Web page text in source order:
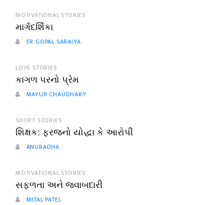
MOTIVATIONAL STORIES
માર્ગદર્શિકા
ER GOPAL SARAIYA
LOVE STORIES
કાગળ પરનો પ્રેમ
MAYUR CHAUDHARY
SHORT STORIES
શિક્ષક: ફરજનો યોદ્ધા કે આરોપી
ANURADHA
MOTIVATIONAL STORIES
સફળતા અને જવાબદારી
MITAL PATEL